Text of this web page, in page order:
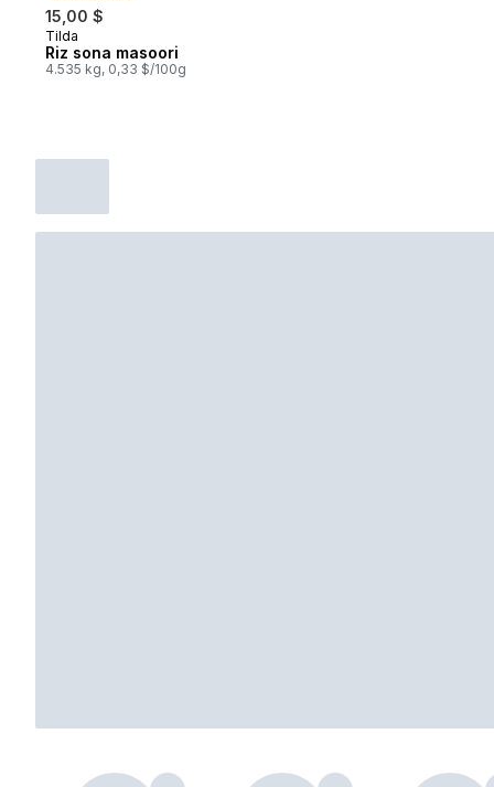
15,00 $
Sponsorisé
Tilda
Riz sona masoori
4.535 kg, 0,33 $/100g